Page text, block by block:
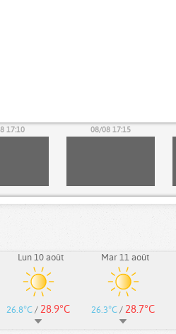
17:10 08/08 17:15
Lun 10 août
26.8°C / 28.9°C
Mar 11 août
26.3°C / 28.7°C